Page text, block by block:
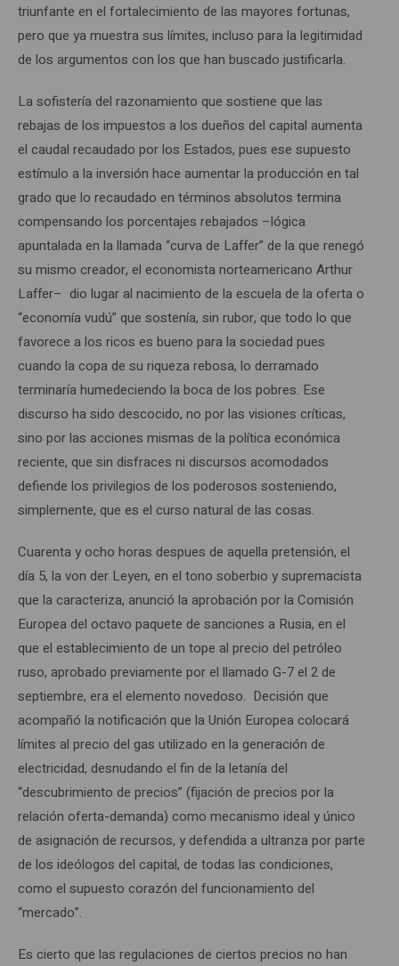
triunfante en el fortalecimiento de las mayores fortunas,
pero que ya muestra sus límites, incluso para la legitimidad
de los argumentos con los que han buscado justificarla.
La sofistería del razonamiento que sostiene que las
rebajas de los impuestos a los dueños del capital aumenta
el caudal recaudado por los Estados, pues ese supuesto
estímulo a la inversión hace aumentar la producción en tal
grado que lo recaudado en términos absolutos termina
compensando los porcentajes rebajados –lógica
apuntalada en la llamada “curva de Laffer” de la que renegó
su mismo creador, el economista norteamericano Arthur
Laffer– dio lugar al nacimiento de la escuela de la oferta o
“economía vudú” que sostenía, sin rubor, que todo lo que
favorece a los ricos es bueno para la sociedad pues
cuando la copa de su riqueza rebosa, lo derramado
terminaría humedeciendo la boca de los pobres. Ese
discurso ha sido descocido, no por las visiones críticas,
sino por las acciones mismas de la política económica
reciente, que sin disfraces ni discursos acomodados
defiende los privilegios de los poderosos sosteniendo,
simplemente, que es el curso natural de las cosas.
Cuarenta y ocho horas despues de aquella pretensión, el
día 5, la von der Leyen, en el tono soberbio y supremacista
que la caracteriza, anunció la aprobación por la Comisión
Europea del octavo paquete de sanciones a Rusia, en el
que el establecimiento de un tope al precio del petróleo
ruso, aprobado previamente por el llamado G-7 el 2 de
septiembre, era el elemento novedoso. Decisión que
acompañó la notificación que la Unión Europea colocará
límites al precio del gas utilizado en la generación de
electricidad, desnudando el fin de la letanía del
“descubrimiento de precios” (fijación de precios por la
relación oferta-demanda) como mecanismo ideal y único
de asignación de recursos, y defendida a ultranza por parte
de los ideólogos del capital, de todas las condiciones,
como el supuesto corazón del funcionamiento del
“mercado”.
Es cierto que las regulaciones de ciertos precios no han